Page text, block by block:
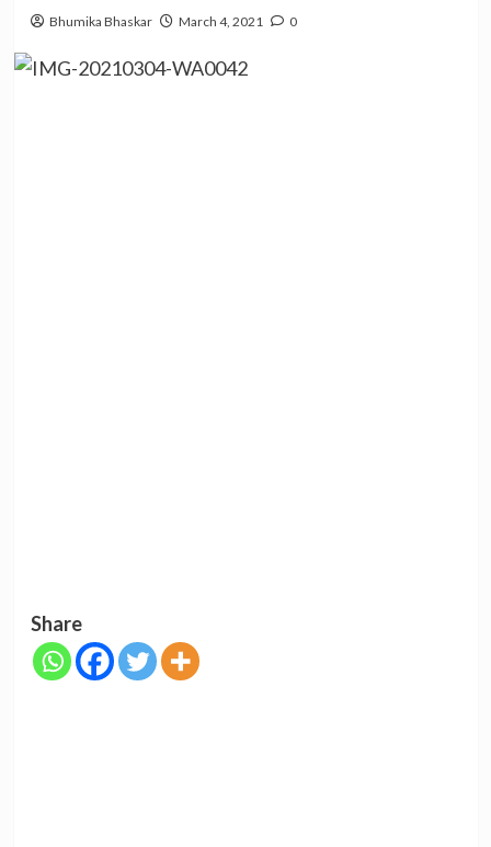
Bhumika Bhaskar March 4, 2021 0
Share